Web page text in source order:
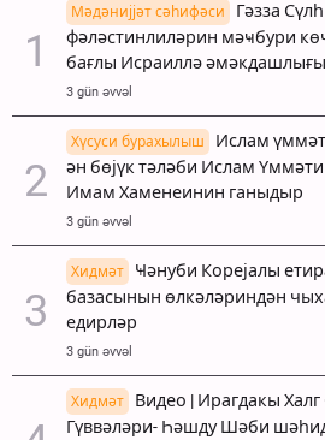
Мәдәнијјәт сәһифәси
Гәзза
фәләстинлиләрин мәҹбури
бағлы Исраиллә
3 gün əvvəl
Хүсуси бурахылыш
Ислам
ән бөјүк тәләби Ислам
Имам Хаменеинин ганыдыр
3 gün əvvəl
Хидмәт
Ҹәнуби Корејалы
базасынын өлкәләриндән
едирләр
3 gün əvvəl
Хидмәт
Видео | Ирагдакы
Гүввәләри- Һәшду Шәби